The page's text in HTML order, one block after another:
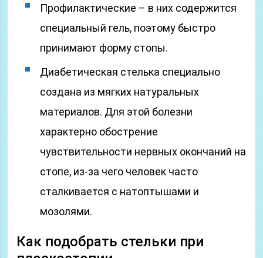
Профилактические – в них содержится
специальный гель, поэтому быстро
принимают форму стопы.
Диабетическая стелька специально
создана из мягких натуральных
материалов. Для этой болезни
характерно обострение
чувствительности нервных окончаний на
стопе, из-за чего человек часто
сталкивается с натоптышами и
мозолями.
Как подобрать стельки при